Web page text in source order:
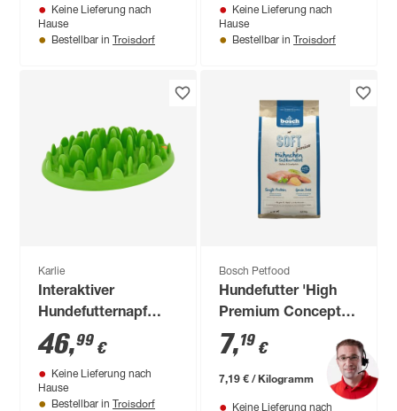
Keine Lieferung nach
Hause
Bestellbar in Troisdorf
Keine Lieferung nach
Hause
Bestellbar in Troisdorf
Karlie
Interaktiver
Hundefutternapf
'Northmate'
Hartplastik grün 40 x
30 x 10 cm
46,99 €
Keine Lieferung nach
Hause
Bestellbar in Troisdorf
Bosch Petfood
Hundefutter 'High
Premium Concept
Soft/Plus' Soft
Junior Hühnchen 1
kg
7,19 €
7,19 € / Kilogramm
Keine Lieferung nach